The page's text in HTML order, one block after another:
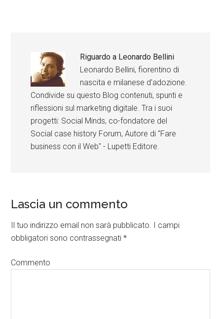
Riguardo a Leonardo Bellini
Leonardo Bellini, fiorentino di
nascita e milanese d'adozione.
Condivide su questo Blog contenuti, spunti e
riflessioni sul marketing digitale. Tra i suoi
progetti: Social Minds, co-fondatore del
Social case history Forum, Autore di "Fare
business con il Web" - Lupetti Editore.
Lascia un commento
Il tuo indirizzo email non sarà pubblicato. I campi
obbligatori sono contrassegnati*
Commento